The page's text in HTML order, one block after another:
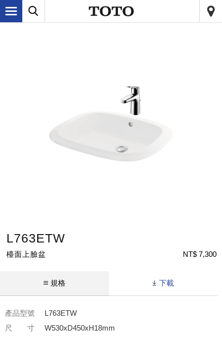
L763ETW
檯面上臉盆 NT$ 7,300
規格 下載
產品型號
L763ETW
尺 寸
W530xD450xH18mm